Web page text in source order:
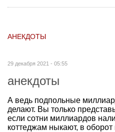
АНЕКДОТЫ
29 декабря 2021 - 05:55
анекдоты
А ведь подпольные
делают. Вы только
если сотни миллиардов
коттеджам ныкают, в оборот